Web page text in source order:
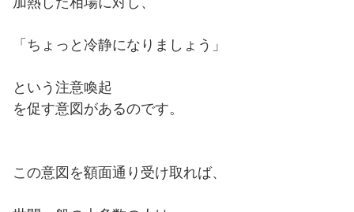
「ちょっと冷静になりましょう」
という注意喚起
を促す意図があるのです。
この意図を額面通り受け取れば、